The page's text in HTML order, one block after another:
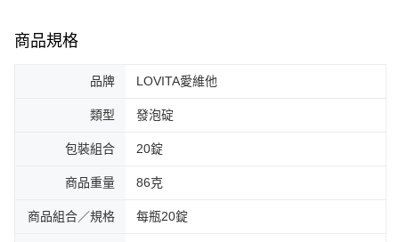
商品規格
品牌 LOVITA愛維他
類型 發泡碇
包裝組合 20錠
商品重量 86克
商品組合／規格 每瓶20錠